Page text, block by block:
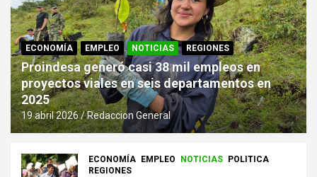
ECONOMÍA EMPLEO NOTICIAS REGIONES
Proindesa generó casi 38 mil empleos en
proyectos viales en seis departamentos en
2025
19 abril 2026 Redaccion General
ECONOMÍA EMPLEO NOTICIAS
POLITICA
REGIONES